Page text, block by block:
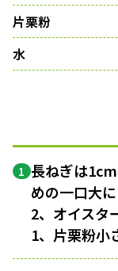
片栗粉
水
1 長ねぎは
めの一口大
2、オイスタ
1、片栗粉小